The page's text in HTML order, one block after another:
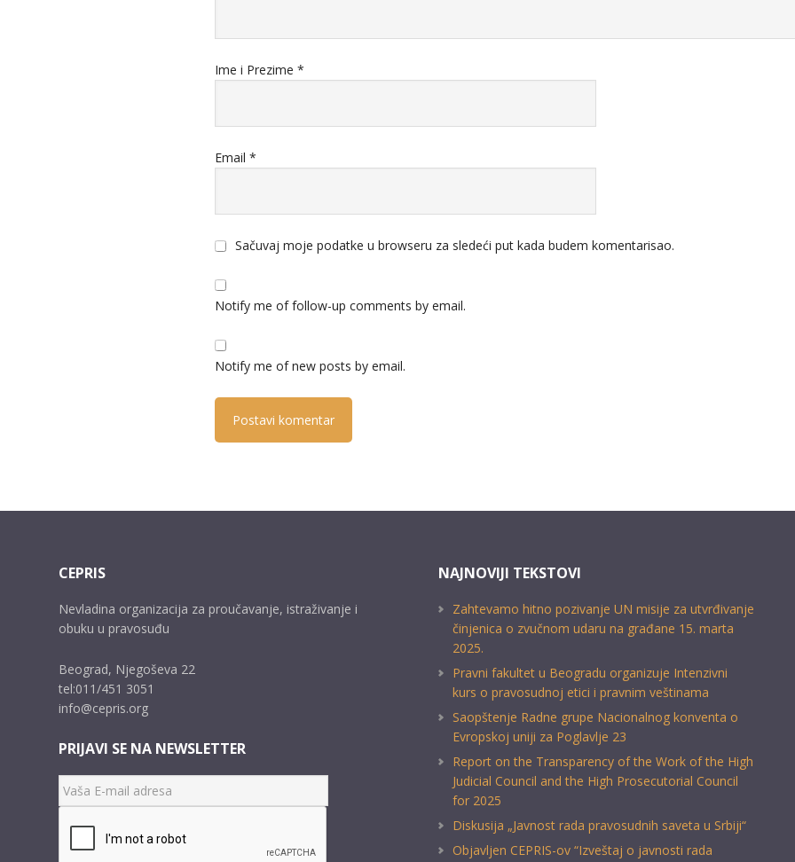
Ime i Prezime *
Email *
Sačuvaj moje podatke u browseru za sledeći put kada budem komentarisao.
Notify me of follow-up comments by email.
Notify me of new posts by email.
CEPRIS
Nevladina organizacija za proučavanje, istraživanje i
obuku u pravosuđu
Beograd, Njegoševa 22
tel:011/451 3051
info@cepris.org
PRIJAVI SE NA NEWSLETTER
NAJNOVIJI TEKSTOVI
Zahtevamo hitno pozivanje UN misije za utvrđivanje
činjenica o zvučnom udaru na građane 15. marta
2025.
Pravni fakultet u Beogradu organizuje Intenzivni
kurs o pravosudnoj etici i pravnim veštinama
Saopštenje Radne grupe Nacionalnog konventa o
Evropskoj uniji za Poglavlje 23
Report on the Transparency of the Work of the High
Judicial Council and the High Prosecutorial Council
for 2025
Diskusija „Javnost rada pravosudnih saveta u Srbiji“
Objavljen CEPRIS-ov “Izveštaj o javnosti rada